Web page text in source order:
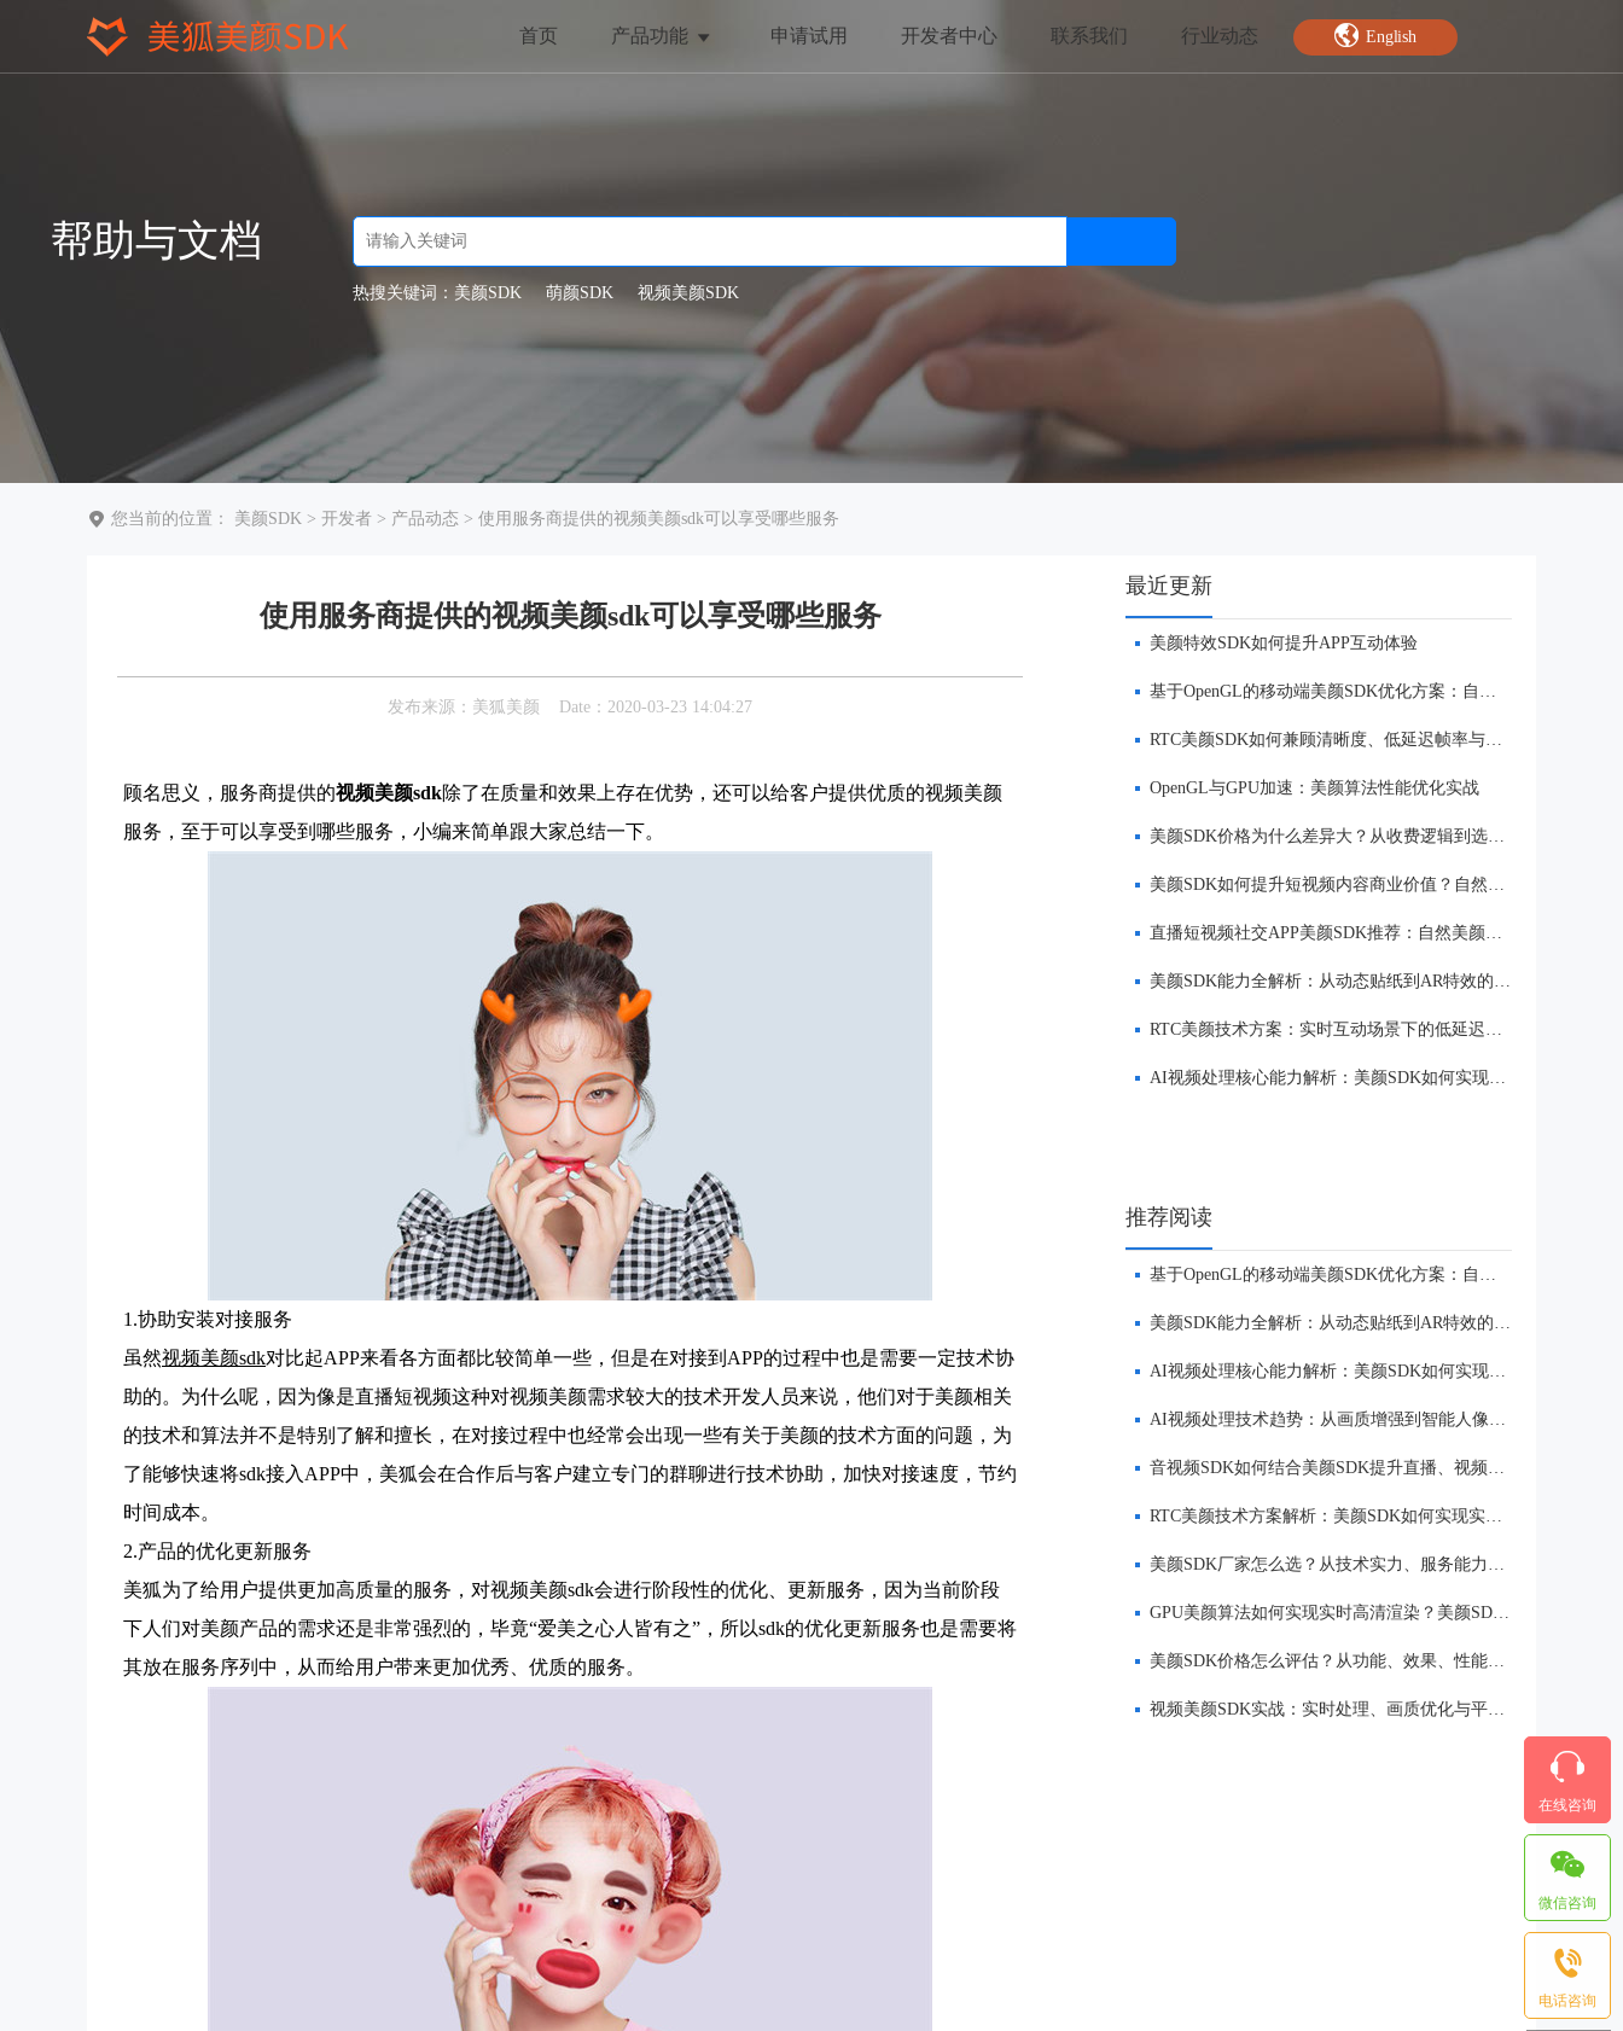
首页 产品功能
人脸美型
滤镜特效
哈哈镜
人脸关键点
AI人像分割
申请试用 开发者中心 联系我们 行业动态 English
帮助与文档
热搜关键词： 美颜SDK 萌颜SDK 视频美颜SDK
您当前的位置： 美颜SDK > 开发者 > 产品动态 > 使用服务商提供的视频美颜sdk可以享受哪些服务
使用服务商提供的视频美颜sdk可以享受哪些服务
发布来源：美狐美颜 Date：2020-03-23 14:04:27
顾名思义，服务商提供的视频美颜sdk除了在质量和效果上存在优势，还可以给客户提供优质的视频美颜
服务，至于可以享受到哪些服务，小编来简单跟大家总结一下。
1.协助安装对接服务
虽然视频美颜sdk对比起APP来看各方面都比较简单一些，但是在对接到APP的过程中也是需要一定技术协
助的。为什么呢，因为像是直播短视频这种对视频美颜需求较大的技术开发人员来说，他们对于美颜相关
的技术和算法并不是特别了解和擅长，在对接过程中也经常会出现一些有关于美颜的技术方面的问题，为
了能够快速将sdk接入APP中，美狐会在合作后与客户建立专门的群聊进行技术协助，加快对接速度，节约
时间成本。
2.产品的优化更新服务
美狐为了给用户提供更加高质量的服务，对视频美颜sdk会进行阶段性的优化、更新服务，因为当前阶段
下人们对美颜产品的需求还是非常强烈的，毕竟“爱美之心人皆有之”，所以sdk的优化更新服务也是需要将
其放在服务序列中，从而给用户带来更加优秀、优质的服务。
最近更新
美颜特效SDK如何提升APP互动体验
基于OpenGL的移动端美颜SDK优化方案：自然美颜、低延迟与多端适配
RTC美颜SDK如何兼顾清晰度、低延迟帧率与自然美颜效果
OpenGL与GPU加速：美颜算法性能优化实战
美颜SDK价格为什么差异大？从收费逻辑到选型优势一次讲清
美颜SDK如何提升短视频内容商业价值？自然美颜、实时渲染与多端适配优势解析
直播短视频社交APP美颜SDK推荐：自然美颜、低延迟与多端适配对比
美颜SDK能力全解析：从动态贴纸到AR特效的实时渲染方案
RTC美颜技术方案：实时互动场景下的低延迟美颜
AI视频处理核心能力解析：美颜SDK如何实现美颜、实时渲染与多端适配
推荐阅读
基于OpenGL的移动端美颜SDK优化方案：自然美颜、低延迟与多端适配
美颜SDK能力全解析：从动态贴纸到AR特效的实时渲染方案
AI视频处理核心能力解析：美颜SDK如何实现美颜、实时渲染与多端适配
AI视频处理技术趋势：从画质增强到智能人像优化
音视频SDK如何结合美颜SDK提升直播、视频社交与互动体验
RTC美颜技术方案解析：美颜SDK如何实现实时互动场景下的低延迟美颜
美颜SDK厂家怎么选？从技术实力、服务能力到品牌口碑全面解析
GPU美颜算法如何实现实时高清渲染？美颜SDK核心技术解析
美颜SDK价格怎么评估？从功能、效果、性能到服务全面解析
视频美颜SDK实战：实时处理、画质优化与平台适配
在线咨询
微信咨询
电话咨询